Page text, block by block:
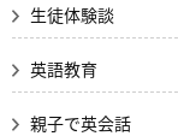
生徒体験談
英語教育
親子で英会話